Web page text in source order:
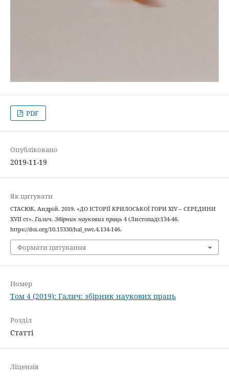
PDF
Опубліковано
2019-11-19
Як цитувати
СТАСЮК, Андрій. 2019. «ДО ІСТОРІЇ КРИЛОСЬКОЇ ГОРИ ХIV – СЕРЕДИНИ
XVII ст». Галич. Збірник наукових праць4 (Листопад):134-46.
https://doi.org/10.15330/hal_swc.4.134-146.
Формати цитування
Номер
Том 4 (2019): Галич: збірник наукових праць
Розділ
Статті
Ліцензія